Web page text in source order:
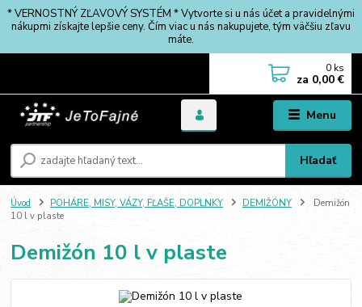
* VERNOSTNÝ ZĽAVOVÝ SYSTÉM * Vytvorte si u nás účet a pravidelnými
nákupmi získajte lepšie ceny. Čím viac u nás nakupujete, tým väčšiu zľavu
máte.
Menu
Hľadať
0 ks
za 0,00 €
Úvod POHÁRE, MISY, VÁZY, FĽAŠE, DOPLNKY DEMIŽÓNY
Demižón
10 l v plaste
Demižón 10 l v plaste